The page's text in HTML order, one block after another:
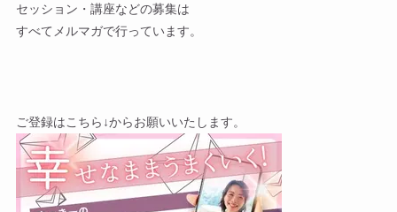
セッション・講座などの募集は
すべてメルマガで行っています。
ご登録はこちら↓からお願いいたします。